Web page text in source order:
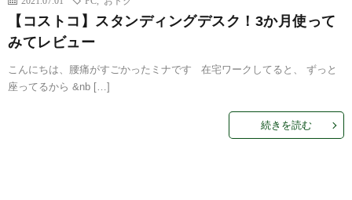
【コストコ】スタンディングデスク！3か月使って
みてレビュー
こんにちは、腰痛がすごかったミナです 在宅ワークしてると、 ずっと
座ってるから &nb […]
続きを読む